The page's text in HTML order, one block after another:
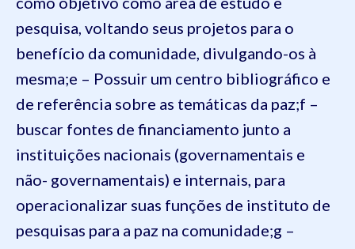
pesquisa, voltando seus projetos para o
benefício da comunidade, divulgando-os à
mesma;e – Possuir um centro bibliográfico e
de referência sobre as temáticas da paz;f –
buscar fontes de financiamento junto a
instituições nacionais (governamentais e
não- governamentais) e internais, para
operacionalizar suas funções de instituto de
pesquisas para a paz na comunidade;g –